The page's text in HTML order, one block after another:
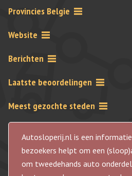
Provincies Belgie
Website
Berichten
Laatste beoordelingen
Meest gezochte steden
Autosloperij.nl is een
bezoekers helpt om een
om tweedehands auto